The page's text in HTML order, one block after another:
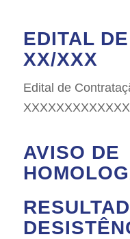
EDITAL
XX/XXX
Edital de
AVISO DE